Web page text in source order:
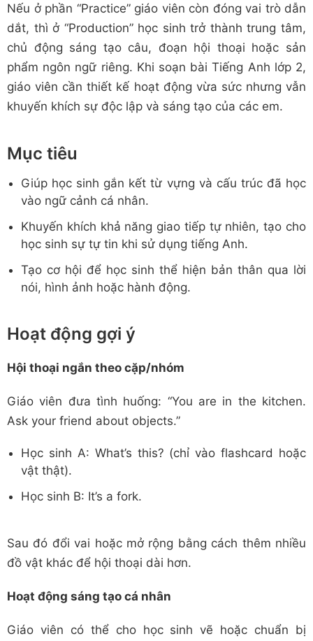
Nếu ở phần “Practice” giáo viên còn đóng vai trò dẫn
dắt, thì ở “Production” học sinh trở thành trung tâm,
chủ động sáng tạo câu, đoạn hội thoại hoặc sản
phẩm ngôn ngữ riêng. Khi soạn bài Tiếng Anh lớp 2,
giáo viên cần thiết kế hoạt động vừa sức nhưng vẫn
khuyến khích sự độc lập và sáng tạo của các em.
Mục tiêu
Giúp học sinh gắn kết từ vựng và cấu trúc đã học
vào ngữ cảnh cá nhân.
Khuyến khích khả năng giao tiếp tự nhiên, tạo cho
học sinh sự tự tin khi sử dụng tiếng Anh.
Tạo cơ hội để học sinh thể hiện bản thân qua lời
nói, hình ảnh hoặc hành động.
Hoạt động gợi ý
Hội thoại ngắn theo cặp/nhóm
Giáo viên đưa tình huống: “You are in the kitchen.
Ask your friend about objects.”
Học sinh A: What’s this? (chỉ vào flashcard hoặc
vật thật).
Học sinh B: It’s a fork.
Sau đó đổi vai hoặc mở rộng bằng cách thêm nhiều
đồ vật khác để hội thoại dài hơn.
Hoạt động sáng tạo cá nhân
Giáo viên có thể cho học sinh vẽ hoặc chuẩn bị